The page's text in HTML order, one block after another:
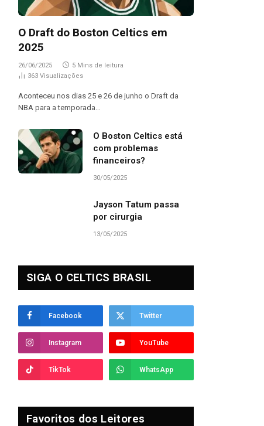
O Draft do Boston Celtics em
2025
26/06/2025
5 Mins de leitura
363 Visualizações
Aconteceu nos dias 25 e 26 de junho o Draft da
NBA para a temporada…
O Boston Celtics está
com problemas
financeiros?
30/05/2025
Jayson Tatum passa
por cirurgia
13/05/2025
SIGA O CELTICS BRASIL
Facebook Twitter
Instagram YouTube
TikTok WhatsApp
Favoritos dos Leitores